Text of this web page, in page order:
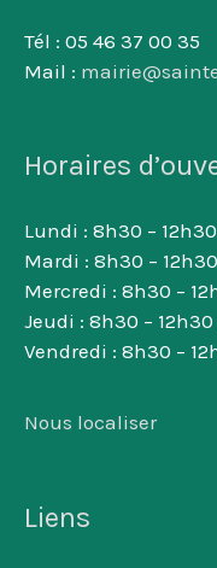
Tél : 05 46 37 00 35
Mail :
Horaires
Lundi : 8h30 – 12h30
Mardi : 8h30 –
Mercredi : 8h30 –
Jeudi : 8h30 – 12h30
Vendredi : 8h30 –
Nous localiser
Liens